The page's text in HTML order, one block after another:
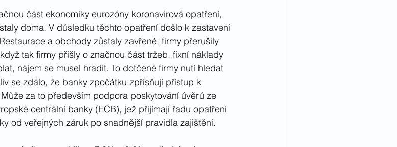
část ekonomiky eurozóny koronavirová opatření,
doma. V důsledku těchto opatření došlo k zastavení
a obchody zůstaly zavřené, firmy přerušily
tak firmy přišly o značnou část tržeb, fixní náklady
nájem se musel hradit. To dotčené firmy nutí hledat
se zdálo, že banky zpočátku zpřísňují přístup k
za to především podpora poskytování úvěrů ze
centrální banky (ECB), jež přijímají řadu opatření
od veřejných záruk po snadnější pravidla zajištění.